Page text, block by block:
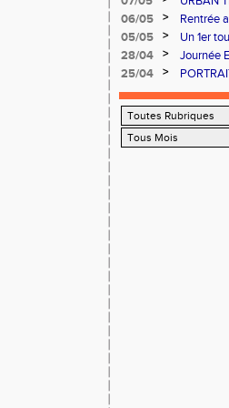
06/05
>
Rentrée
05/05
>
Un 1er
28/04
>
Journée
25/04
>